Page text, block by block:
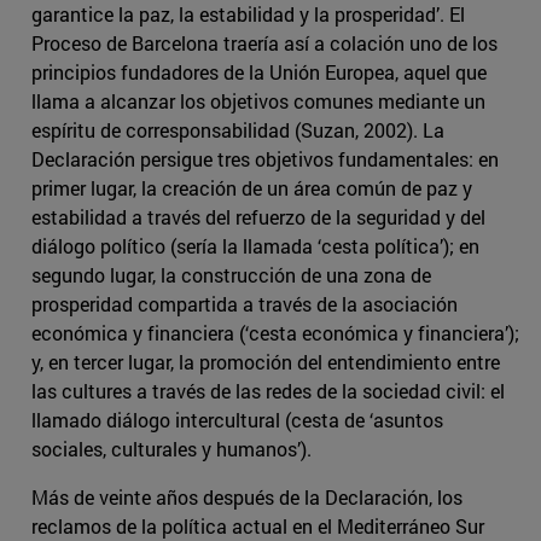
garantice la paz, la estabilidad y la prosperidad’. El
Proceso de Barcelona traería así a colación uno de los
principios fundadores de la Unión Europea, aquel que
llama a alcanzar los objetivos comunes mediante un
espíritu de corresponsabilidad (Suzan, 2002). La
Declaración persigue tres objetivos fundamentales: en
primer lugar, la creación de un área común de paz y
estabilidad a través del refuerzo de la seguridad y del
diálogo político (sería la llamada ‘cesta política’); en
segundo lugar, la construcción de una zona de
prosperidad compartida a través de la asociación
económica y financiera (‘cesta económica y financiera’);
y, en tercer lugar, la promoción del entendimiento entre
las cultures a través de las redes de la sociedad civil: el
llamado diálogo intercultural (cesta de ‘asuntos
sociales, culturales y humanos’).
Más de veinte años después de la Declaración, los
reclamos de la política actual en el Mediterráneo Sur